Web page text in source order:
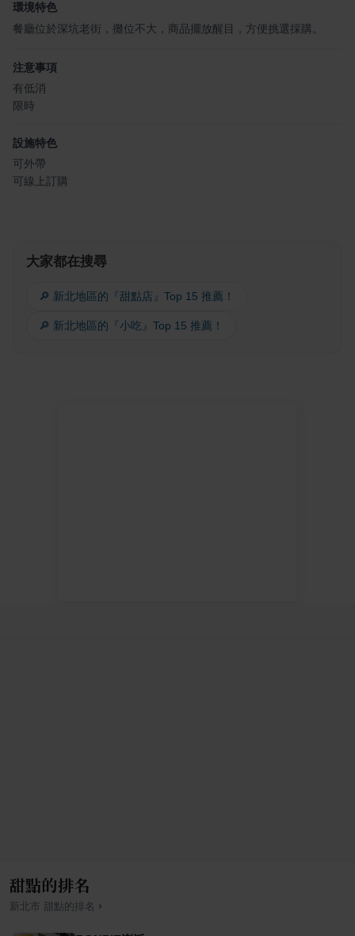
環境特色
餐廳位於深坑老街，攤位不大，商品擺放醒目，方便挑選採購。
注意事項
有低消
限時
設施特色
可外帶
可線上訂購
大家都在搜尋
🔎 新北地區的『甜點店』Top 15 推薦！
🔎 新北地區的『小吃』Top 15 推薦！
甜點的排名
新北市 甜點的排名 ›